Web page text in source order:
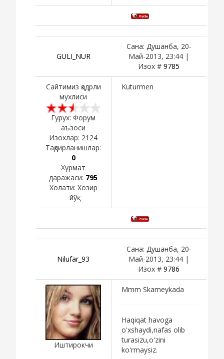
GULI_NUR
Сана: Душанба, 20-
Май-2013, 23:44 |
Изох # 9785
Сайтимиз қадрли
мухлиси
Гурух: Форум
аъзоси
Изохлар: 2124
Тақдирланишлар:
0
Хурмат
даражаси: 795
Холати: Хозир
йўқ
Kuturmen
Nilufar_93
Сана: Душанба, 20-
Май-2013, 23:44 |
Изох # 9786
Иштирокчи
Mmm Skameykada
Haqiqat havoga
o'xshaydi,nafas olib
turasizu,o'zini
ko'rmaysiz.